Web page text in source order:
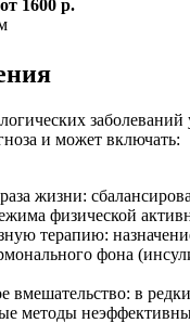
от 1600 р.
заболеваний
и может включать:
жизни:
физической
терапию:
фона
вмешательство: в
методы